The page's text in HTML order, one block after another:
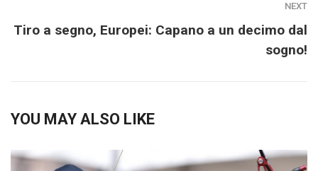
NEXT
Tiro a segno, Europei: Capano a un decimo dal
sogno!
YOU MAY ALSO LIKE